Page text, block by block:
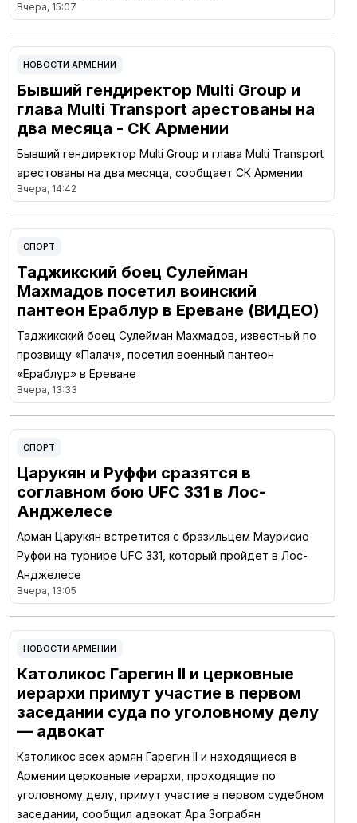
Вчера, 15:07
НОВОСТИ АРМЕНИИ
Бывший гендиректор Multi Group и
глава Multi Transport арестованы на
два месяца - СК Армении
Бывший гендиректор Multi Group и глава Multi Transport
арестованы на два месяца, сообщает СК Армении
Вчера, 14:42
СПОРТ
Таджикский боец Сулейман
Махмадов посетил воинский
пантеон Ераблур в Ереване (ВИДЕО)
Таджикский боец Сулейман Махмадов, известный по
прозвищу «Палач», посетил военный пантеон
«Ераблур» в Ереване
Вчера, 13:33
СПОРТ
Царукян и Руффи сразятся в
соглавном бою UFC 331 в Лос-
Анджелесе
Арман Царукян встретится с бразильцем Маурисио
Руффи на турнире UFC 331, который пройдет в Лос-
Анджелесе
Вчера, 13:05
НОВОСТИ АРМЕНИИ
Католикос Гарегин II и церковные
иерархи примут участие в первом
заседании суда по уголовному делу
— адвокат
Католикос всех армян Гарегин II и находящиеся в
Армении церковные иерархи, проходящие по
уголовному делу, примут участие в первом судебном
заседании, сообщил адвокат Ара Зограбян